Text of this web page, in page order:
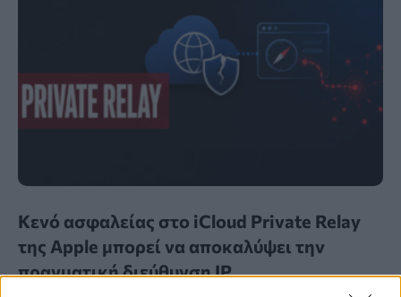
Κενό ασφαλείας στο iCloud Private Relay
της Apple μπορεί να αποκαλύψει την
πραγματική διεύθυνση IP